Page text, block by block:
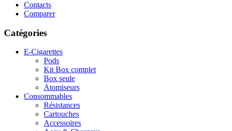
Contacts
Comparer
Catégories
E-Cigarettes
Pods
Kit Box complet
Box seule
Atomiseurs
Consommables
Résistances
Cartouches
Accessoires